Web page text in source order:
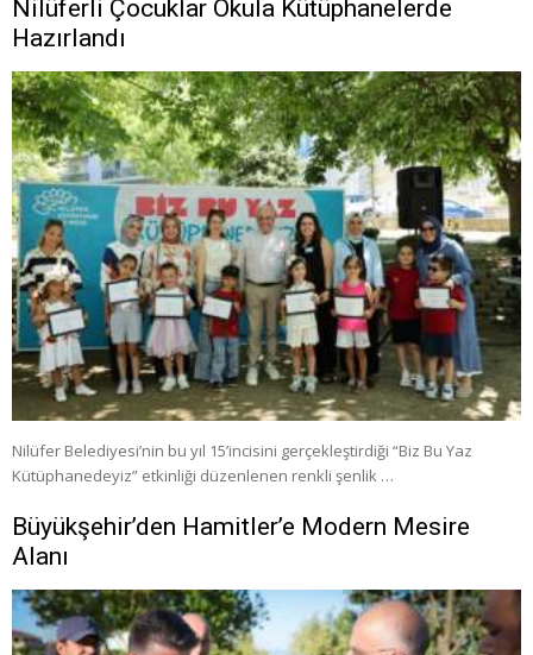
Nilüferli Çocuklar Okula Kütüphanelerde
Hazırlandı
Nilüfer Belediyesi’nin bu yıl 15’incisini gerçekleştirdiği “Biz Bu Yaz
Kütüphanedeyiz” etkinliği düzenlenen renkli şenlik …
Büyükşehir’den Hamitler’e Modern Mesire
Alanı